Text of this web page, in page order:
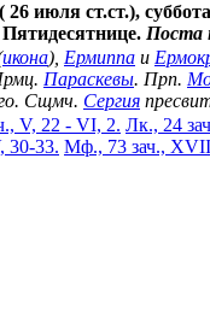
26 июля ст.ст.),
Поста
икона), Ермиппа и
Параскевы. Прп.
Сщмч. Сергия
V, 22 - VI, 2. Лк., 24
30-33. Мф., 73 зач.,